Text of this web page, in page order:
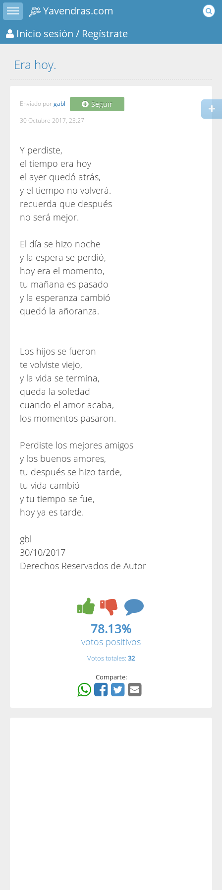
Toggle sidebar
Yavendras.com
Inicio sesión / Regístrate
Era hoy.
Enviado por gabl Seguir
30 Octubre 2017, 23:27
Y perdiste,
el tiempo era hoy
el ayer quedó atrás,
y el tiempo no volverá.
recuerda que después
no será mejor.
El día se hizo noche
y la espera se perdió,
hoy era el momento,
tu mañana es pasado
y la esperanza cambió
quedó la añoranza.
Los hijos se fueron
te volviste viejo,
y la vida se termina,
queda la soledad
cuando el amor acaba,
los momentos pasaron.
Perdiste los mejores amigos
y los buenos amores,
tu después se hizo tarde,
tu vida cambió
y tu tiempo se fue,
hoy ya es tarde.
gbl
30/10/2017
Derechos Reservados de Autor
78.13%
votos positivos
Votos totales: 32
Comparte: